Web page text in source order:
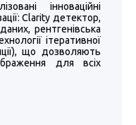
інноваційні
Clarity детектор,
рентгенівська
ітеративної
що дозволяють
для всіх